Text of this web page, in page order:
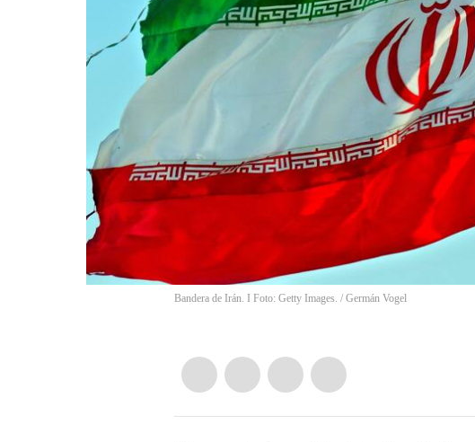
Bandera de Irán. I Foto: Getty Images. / Germán Vogel